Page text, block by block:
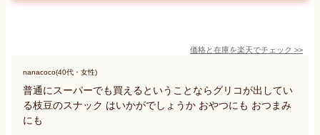
価格と在庫を楽天でチェック >>
nanacoco(40代・女性)
普通にスーパーでも買えるということならグリコが出してい
る枝豆のスナック はいかがでしょうか おやつにも おつまみ
にも